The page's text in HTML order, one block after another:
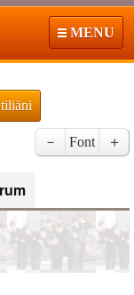
MENU
－ Font ＋